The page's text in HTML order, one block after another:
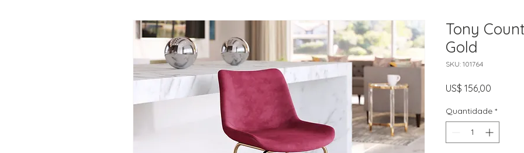
Tony
Gold
SKU: 101764
US$ 156,00
Quantidade *